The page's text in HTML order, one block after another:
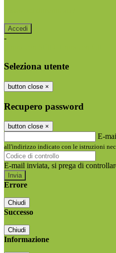
-
Seleziona utente
button close ×
Recupero password
button close ×
E-
all'indirizzo indicato con le istruzioni
E-mail inviata, si prega di
Errore
Chiudi
Successo
Chiudi
Informazione